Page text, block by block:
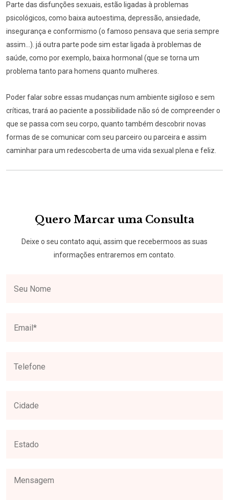
Parte das disfunções sexuais, estão ligadas à problemas
psicológicos, como baixa autoestima, depressão, ansiedade,
insegurança e conformismo (o famoso pensava que seria sempre
assim...). já outra parte pode sim estar ligada à problemas de
saúde, como por exemplo, baixa hormonal (que se torna um
problema tanto para homens quanto mulheres.
Poder falar sobre essas mudanças num ambiente sigiloso e sem
críticas, trará ao paciente a possibilidade não só de compreender o
que se passa com seu corpo, quanto também descobrir novas
formas de se comunicar com seu parceiro ou parceira e assim
caminhar para um redescoberta de uma vida sexual plena e feliz.
Quero Marcar uma Consulta
Deixe o seu contato aqui, assim que recebermoos as suas
informações entraremos em contato.